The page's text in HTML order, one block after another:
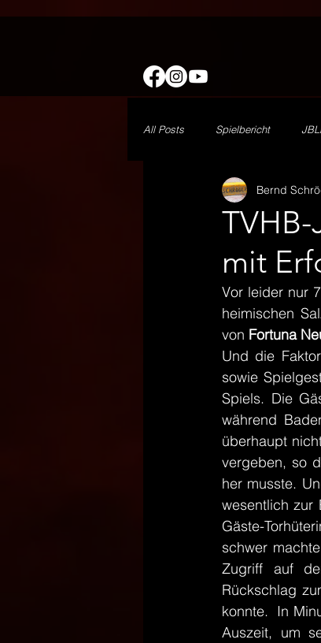
All Posts Spielbericht
Minis 1.
DHB
mit
Bernd
Vor leider nur
heimischen
von Fortuna
Und die
sowie
Spiels. Die
während
überhaupt
vergeben, so
her musste.
wesentlich zur
Gäste-
schwer
Zugriff auf
Rückschlag
konnte.  In
Auszeit, um